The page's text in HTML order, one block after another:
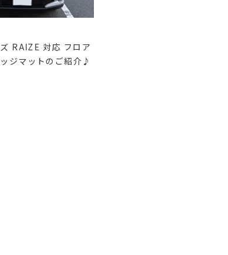
RAIZE 対応 フロア
ジマットのご紹介♪